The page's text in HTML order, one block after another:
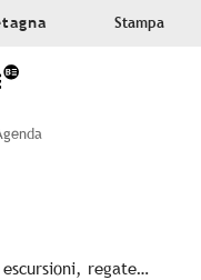
Stampa
favoris
regate…